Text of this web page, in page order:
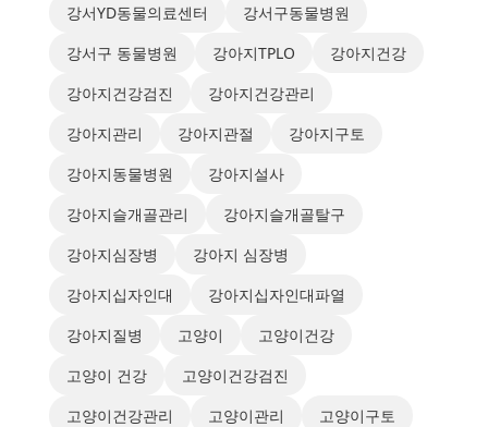
강서YD동물의료센터
강서구동물병원
강서구 동물병원
강아지TPLO
강아지건강
강아지건강검진
강아지건강관리
강아지관리
강아지관절
강아지구토
강아지동물병원
강아지설사
강아지슬개골관리
강아지슬개골탈구
강아지심장병
강아지 심장병
강아지십자인대
강아지십자인대파열
강아지질병
고양이
고양이건강
고양이 건강
고양이건강검진
고양이건강관리
고양이관리
고양이구토